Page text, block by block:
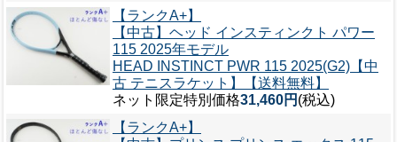
【ランクA+】
【中古】ヘッド インスティンクト パワー
115 2025年モデル
HEAD INSTINCT PWR 115 2025(G2)【中
古 テニスラケット】【送料無料】
ネット限定特別価格31,460円 (税込)
【ランクA+】